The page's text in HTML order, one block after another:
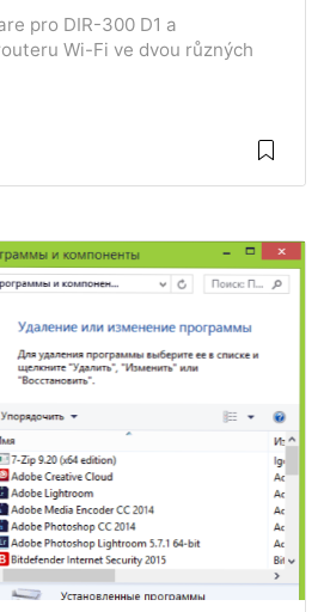
pro DIR-300 D1 a
Wi-Fi ve dvou různých